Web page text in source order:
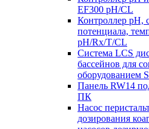
EF300 pH/CL
Контроллер рН,
потенциала,
pH/Rx/T/CL
Система LCS
бассейнов для
оборудованием
Панель RW14
ПК
Насос
дозирования